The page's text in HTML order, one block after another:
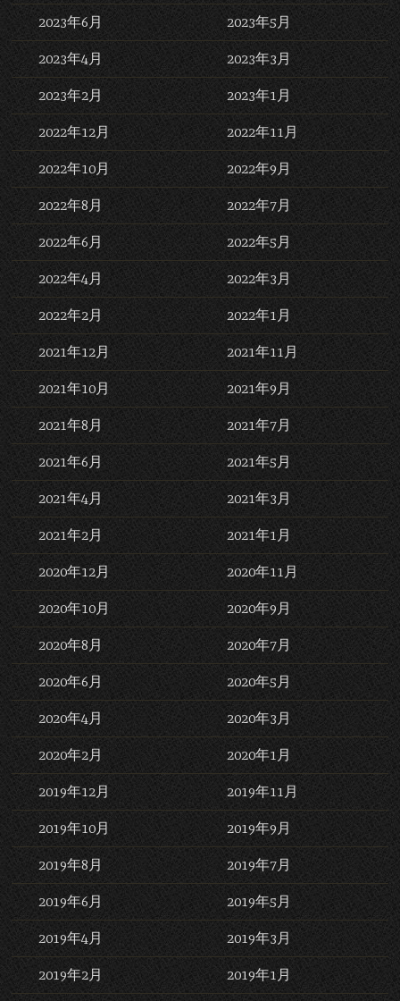
2023年6月 2023年5月
2023年4月 2023年3月
2023年2月 2023年1月
2022年12月 2022年11月
2022年10月 2022年9月
2022年8月 2022年7月
2022年6月 2022年5月
2022年4月 2022年3月
2022年2月 2022年1月
2021年12月 2021年11月
2021年10月 2021年9月
2021年8月 2021年7月
2021年6月 2021年5月
2021年4月 2021年3月
2021年2月 2021年1月
2020年12月 2020年11月
2020年10月 2020年9月
2020年8月 2020年7月
2020年6月 2020年5月
2020年4月 2020年3月
2020年2月 2020年1月
2019年12月 2019年11月
2019年10月 2019年9月
2019年8月 2019年7月
2019年6月 2019年5月
2019年4月 2019年3月
2019年2月 2019年1月